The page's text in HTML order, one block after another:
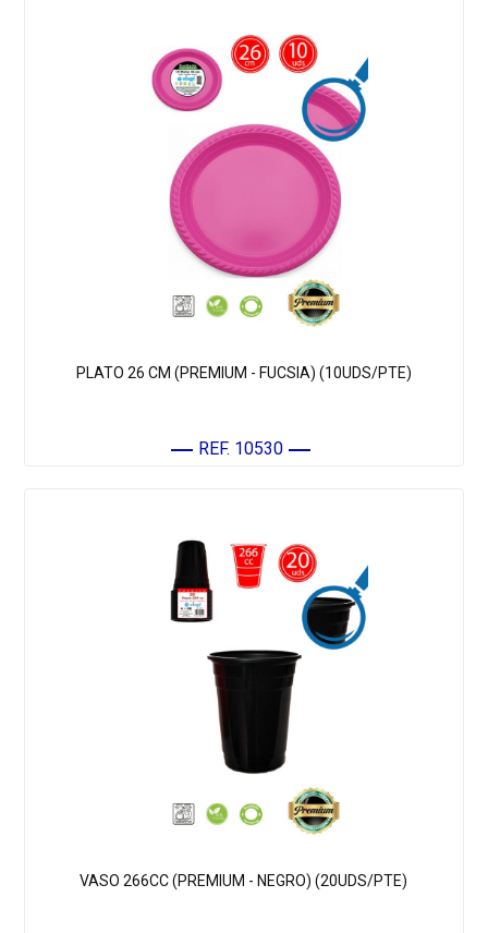
PLATO 26 CM (PREMIUM - FUCSIA) (10UDS/PTE)
REF. 10530
VASO 266CC (PREMIUM - NEGRO) (20UDS/PTE)